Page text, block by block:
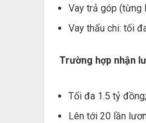
Vay trả góp (từng
Vay thấu chi: tối
Trường hợp nhận
Tối đa 1.5 tỷ đồng;
Lên tới 20 lần